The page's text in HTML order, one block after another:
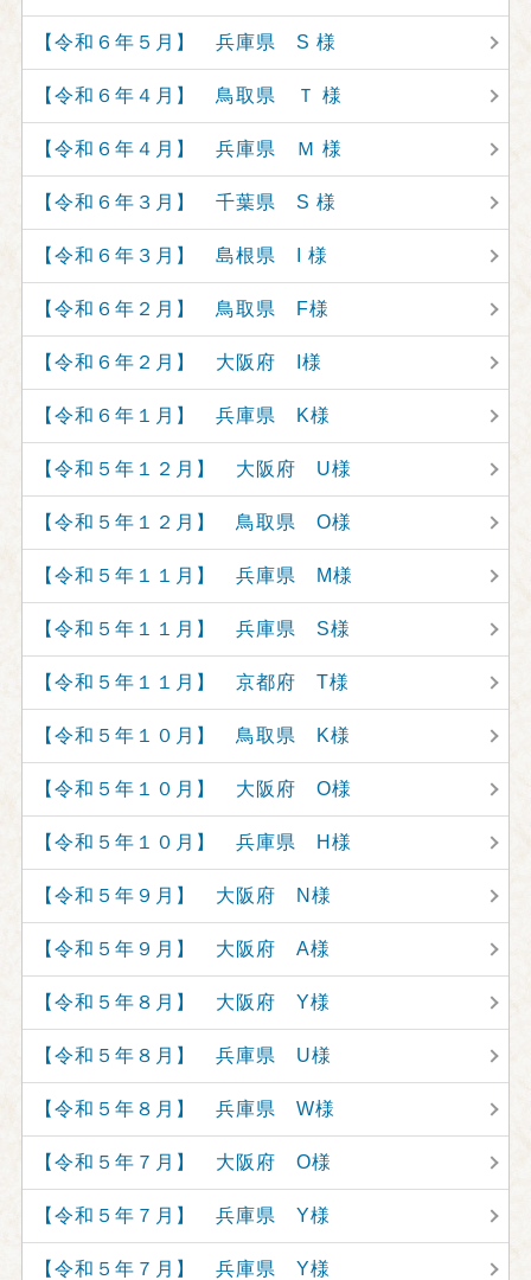
【令和６年５月】 兵庫県 S 様
【令和６年４月】 鳥取県 Ｔ 様
【令和６年４月】 兵庫県 Ｍ 様
【令和６年３月】 千葉県 S 様
【令和６年３月】 島根県 I 様
【令和６年２月】 鳥取県 F様
【令和６年２月】 大阪府 I様
【令和６年１月】 兵庫県 K様
【令和５年１２月】 大阪府 U様
【令和５年１２月】 鳥取県 O様
【令和５年１１月】 兵庫県 M様
【令和５年１１月】 兵庫県 S様
【令和５年１１月】 京都府 T様
【令和５年１０月】 鳥取県 K様
【令和５年１０月】 大阪府 O様
【令和５年１０月】 兵庫県 H様
【令和５年９月】 大阪府 N様
【令和５年９月】 大阪府 A様
【令和５年８月】 大阪府 Y様
【令和５年８月】 兵庫県 U様
【令和５年８月】 兵庫県 W様
【令和５年７月】 大阪府 O様
【令和５年７月】 兵庫県 Y様
【令和５年７月】 兵庫県 Y様